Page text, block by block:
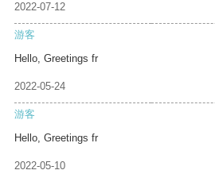
2022-07-12
游客
Hello, Greetings fr
2022-05-24
游客
Hello, Greetings fr
2022-05-10